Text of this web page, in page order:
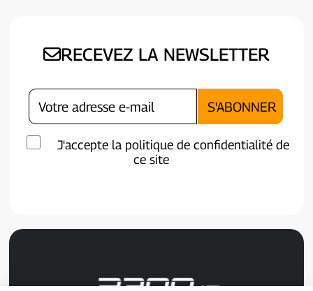
RECEVEZ LA NEWSLETTER
J'accepte la politique de confidentialité de
ce site